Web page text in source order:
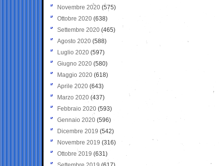
Novembre 2020 (575)
Ottobre 2020 (638)
Settembre 2020(465)
Agosto 2020 (588)
Luglio 2020 (597)
Giugno 2020 (580)
Maggio 2020 (618)
Aprile 2020 (643)
Marzo 2020 (437)
Febbraio 2020 (593)
Gennaio 2020 (596)
Dicembre 2019 (542)
Novembre 2019 (316)
Ottobre 2019 (631)